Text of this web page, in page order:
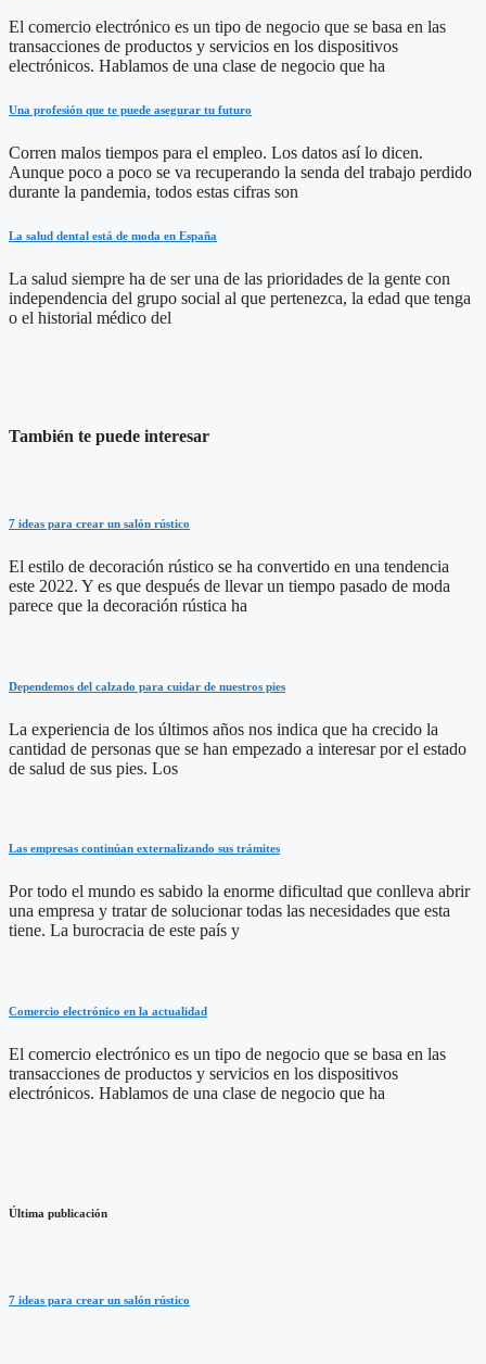
El comercio electrónico es un tipo de negocio que se basa en las
transacciones de productos y servicios en los dispositivos
electrónicos. Hablamos de una clase de negocio que ha
Una profesión que te puede asegurar tu futuro
Corren malos tiempos para el empleo. Los datos así lo dicen.
Aunque poco a poco se va recuperando la senda del trabajo perdido
durante la pandemia, todos estas cifras son
La salud dental está de moda en España
La salud siempre ha de ser una de las prioridades de la gente con
independencia del grupo social al que pertenezca, la edad que tenga
o el historial médico del
También te puede interesar
7 ideas para crear un salón rústico
El estilo de decoración rústico se ha convertido en una tendencia
este 2022. Y es que después de llevar un tiempo pasado de moda
parece que la decoración rústica ha
Dependemos del calzado para cuidar de nuestros pies
La experiencia de los últimos años nos indica que ha crecido la
cantidad de personas que se han empezado a interesar por el estado
de salud de sus pies. Los
Las empresas continúan externalizando sus trámites
Por todo el mundo es sabido la enorme dificultad que conlleva abrir
una empresa y tratar de solucionar todas las necesidades que esta
tiene. La burocracia de este país y
Comercio electrónico en la actualidad
El comercio electrónico es un tipo de negocio que se basa en las
transacciones de productos y servicios en los dispositivos
electrónicos. Hablamos de una clase de negocio que ha
Última publicación
7 ideas para crear un salón rústico